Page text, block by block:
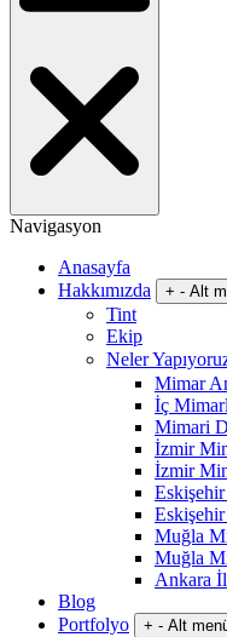
Navigasyon
Anasayfa
Hakkımızda
+ - Alt
Tint
Ekip
Neler
Mimar
İç
Mimari
İzmir
İzmir
Muğla
Muğla
Ankara
Blog
Portfolyo
+ - Alt